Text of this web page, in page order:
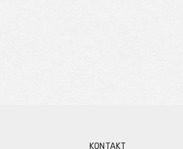
KONTAKT